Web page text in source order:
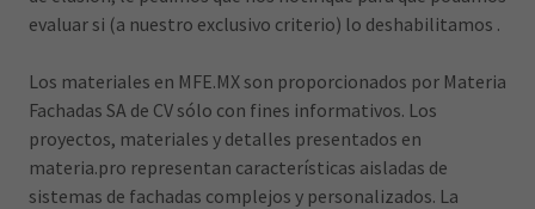
evaluar si (a nuestro exclusivo criterio) lo deshabilitamos .
Los materiales en MFE.MX son proporcionados por Materia
Fachadas SA de CV sólo con fines informativos. Los
proyectos, materiales y detalles presentados en
materia.pro representan características aisladas de
sistemas de fachadas complejos y personalizados. La